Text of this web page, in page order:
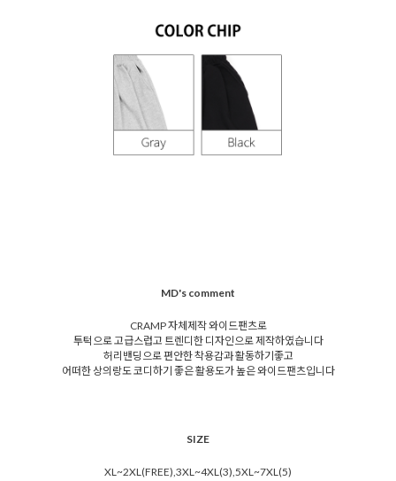
MD's comment
CRAMP 자체제작 와이드팬츠로
투턱으로 고급스럽고 트렌디한 디자인으로 제작하였습니다
허리밴딩으로 편안한 착용감과 활동하기좋고
어떠한 상의랑도 코디하기 좋은 활용도가 높은 와이드팬츠입니다
SIZE
XL~2XL(FREE),3XL~4XL(3),5XL~7XL(5)